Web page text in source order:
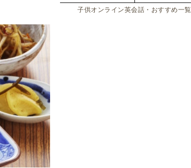
子供オンライン英会話・おすすめ一覧